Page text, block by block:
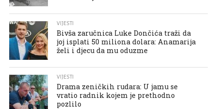
VIJESTI
Bivša zaručnica Luke Dončića traži da
joj isplati 50 miliona dolara: Anamarija
želi i djecu da mu oduzme
VIJESTI
Drama zeničkih rudara: U jamu se
vratio radnik kojem je prethodno
pozlilo